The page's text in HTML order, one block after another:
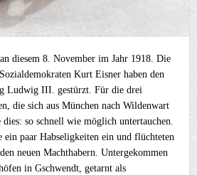
diesem 8. November im Jahr 1918. Die
Kurt Eisner haben den
Ludwig III. gestürzt. Für die drei
die sich aus München nach Wildenwart
dies: so schnell wie möglich untertauchen.
ein paar Habseligkeiten ein und flüchteten
neuen Machthabern. Untergekommen
in Gschwendt, getarnt als